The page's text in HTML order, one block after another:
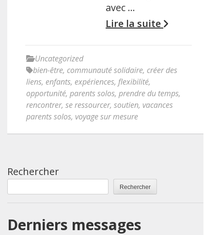
avec …
Lire la suite
Uncategorized
bien-être, communauté solidaire, créer des
liens, enfants, expériences, flexibilité,
opportunité, parents solos, prendre du temps,
rencontrer, se ressourcer, soutien, vacances
parents solos, voyage sur mesure
Rechercher
Rechercher
Derniers messages